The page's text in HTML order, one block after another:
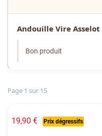
Andouille Vire Asselot
Bon produit
Page 1 sur 15
19,90 € Prix dégressifs